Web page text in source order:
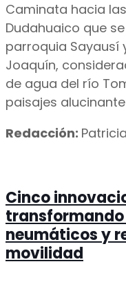
Caminata hacia
Dudahuaico que
parroquia Sayausí
Joaquín,
de agua del río
paisajes
Redacción:
Cinco
neumáticos y
movilidad